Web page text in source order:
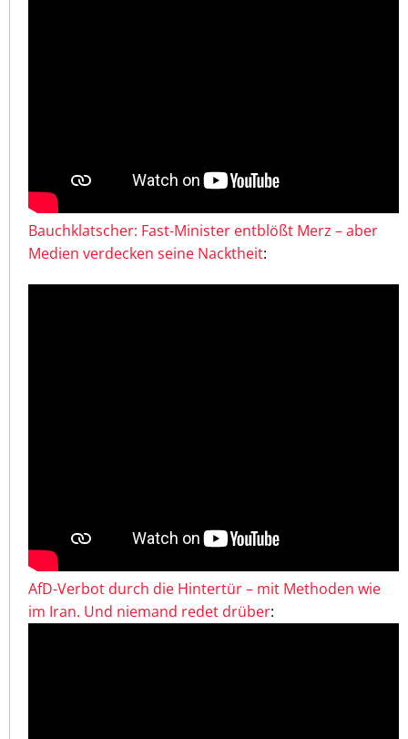
Bauchklatscher: Fast-Minister entblößt Merz – aber
Medien verdecken seine Nacktheit:
AfD-Verbot durch die Hintertür – mit Methoden wie
im Iran. Und niemand redet drüber: